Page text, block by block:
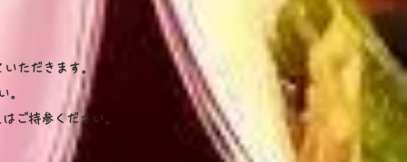
ただきます。
。
ご持参ください。